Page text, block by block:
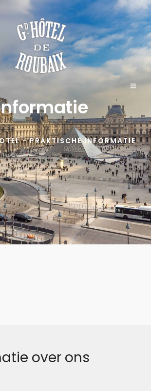
- PRAKTISCHE INFORMATIE
over ons